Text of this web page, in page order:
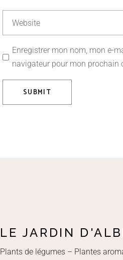
Enregistrer mon nom, mon e-
navigateur pour mon prochain
SUBMIT
LE JARDIN
Plants de légumes – Plantes